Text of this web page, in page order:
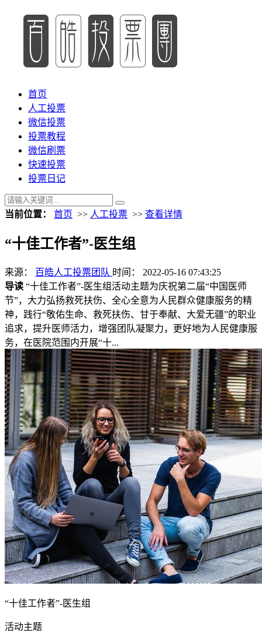
首页
人工投票
微信投票
投票教程
微信刷票
快速投票
投票日记
当前位置： 首页 >> 人工投票 >> 查看详情
“十佳工作者”-医生组
来源： 百皓人工投票团队 时间： 2022-05-16 07:43:25
导读 “十佳工作者”-医生组活动主题为庆祝第二届“中国医师
节”，大力弘扬救死扶伤、全心全意为人民群众健康服务的精
神，践行“敬佑生命、救死扶伤、甘于奉献、大爱无疆”的职业
追求，提升医师活力，增强团队凝聚力，更好地为人民健康服
务，在医院范围内开展“十...
“十佳工作者”-医生组
活动主题